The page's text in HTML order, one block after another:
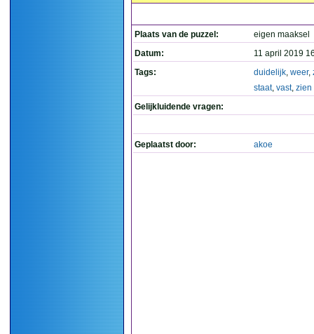
Plaats van de puzzel:
eigen maaksel
Datum:
11 april 2019
Tags:
duidelijk, weer,
staat, vast, zien
Gelijkluidende vragen:
Geplaatst door: akoe